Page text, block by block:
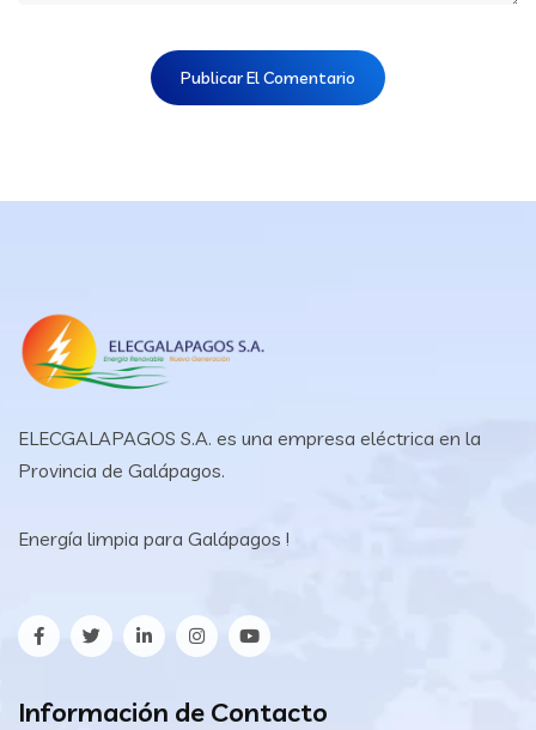
ELECGALAPAGOS S.A. es una empresa eléctrica en la
Provincia de Galápagos.
Energía limpia para Galápagos !
Información de Contacto